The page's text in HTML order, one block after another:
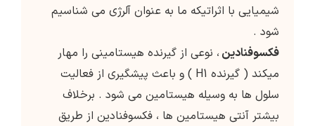
شیمیایی با اثراتیکه ما به عنوان آلرژی می شناسیم
شود .
فکسوفنادین ، نوعی از گیرنده هیستامینی را مهار
میکند ( گیرنده H1 ) و باعث پیشگیری از فعالیت
سلول ها به وسیله هیستامین می شود . برخلاف
بیشتر آنتی هیستامین ها ، فکسوفنادین از طریق